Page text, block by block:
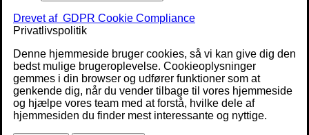
Drevet af GDPR Cookie Compliance
Privatlivspolitik
Denne hjemmeside bruger cookies, så vi kan give dig den
bedst mulige brugeroplevelse. Cookieoplysninger
gemmes i din browser og udfører funktioner som at
genkende dig, når du vender tilbage til vores hjemmeside
og hjælpe vores team med at forstå, hvilke dele af
hjemmesiden du finder mest interessante og nyttige.